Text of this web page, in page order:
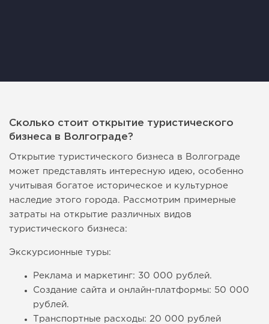
Сколько стоит открытие туристического
бизнеса в Волгограде?
Открытие туристического бизнеса в Волгограде
может представлять интересную идею, особенно
учитывая богатое историческое и культурное
наследие этого города. Рассмотрим примерные
затраты на открытие различных видов
туристического бизнеса:
Экскурсионные туры:
Реклама и маркетинг: 30 000 рублей.
Создание сайта и онлайн-платформы: 50 000
рублей.
Транспортные расходы: 20 000 рублей